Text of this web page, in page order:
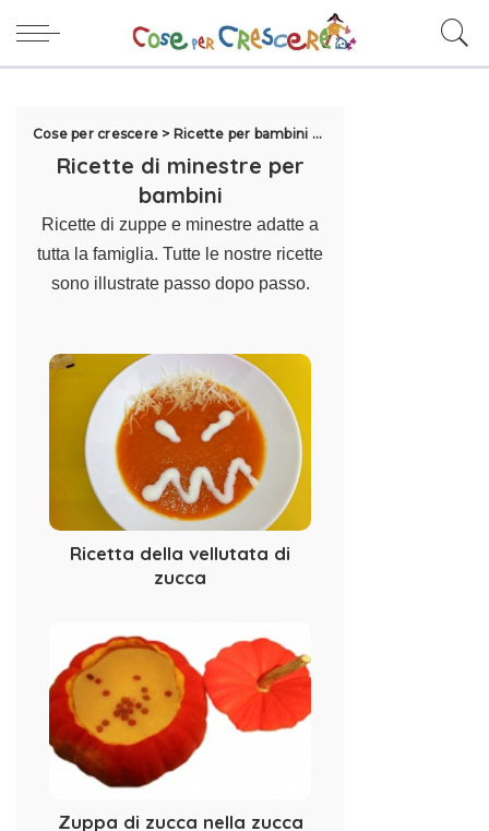
Cose per crescere > Ricette per bambini
Ricette di minestre per
bambini
Ricette di zuppe e minestre adatte a
tutta la famiglia. Tutte le nostre ricette
sono illustrate passo dopo passo.
Ricetta della vellutata di
zucca
Zuppa di zucca nella zucca